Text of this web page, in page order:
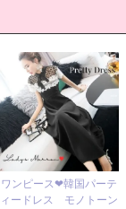
ワンピース❤韓国パーテ
ィードレス モノトーン